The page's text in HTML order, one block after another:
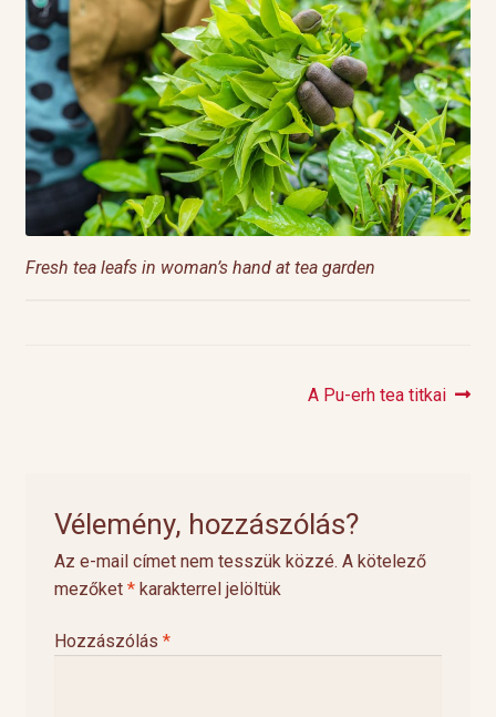
Fresh tea leafs in woman’s hand at tea garden
Next
A Pu-erh tea titkai
Vélemény, hozzászólás?
Az e-mail címet nem tesszük közzé. A kötelező
mezőket *karakterrel jelöltük
Hozzászólás *